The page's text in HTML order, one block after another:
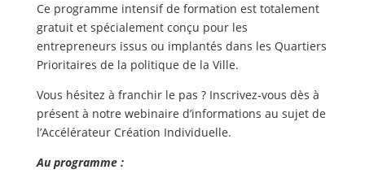
Ce programme intensif de formation est totalement
gratuit et spécialement conçu pour les
entrepreneurs issus ou implantés dans les Quartiers
Prioritaires de la politique de la Ville.
Vous hésitez à franchir le pas ? Inscrivez-vous dès à
présent à notre webinaire d’informations au sujet de
l’Accélérateur Création Individuelle.
Au programme :